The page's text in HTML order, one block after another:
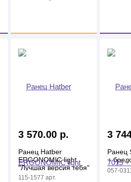
3 570.00 р.
Ранец Hatber
ERGONOMIC light
"Лучшая версия тебя"
матер. светоотрож, 1
115-1577 арт.
3
Ранец
+
057-